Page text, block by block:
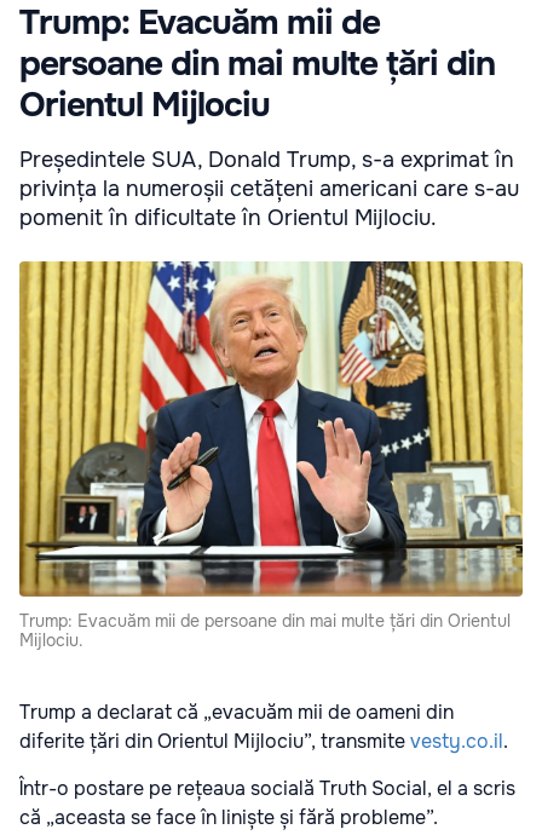
Trump: Evacuăm mii de
persoane din mai multe țări din
Orientul Mijlociu
Președintele SUA, Donald Trump, s-a exprimat în
privința la numeroșii cetățeni americani care s-au
pomenit în dificultate în Orientul Mijlociu.
Trump: Evacuăm mii de persoane din mai multe țări din Orientul
Mijlociu.
Trump a declarat că „evacuăm mii de oameni din
diferite țări din Orientul Mijlociu”, transmitevesty.co.il.
Într-o postare pe rețeaua socială Truth Social, el a scris
că „aceasta se face în liniște și fără probleme”.